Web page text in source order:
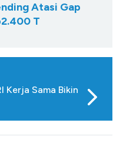
Atasi Gap
T
Kerja Sama Bikin